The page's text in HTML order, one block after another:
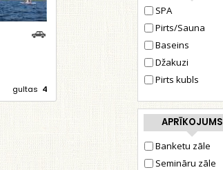
SPA
Pirts/Sauna
Baseins
Džakuzi
Pirts kubls
APRĪKOJUMS
Banketu zāle
Semināru zāle
gultas 4